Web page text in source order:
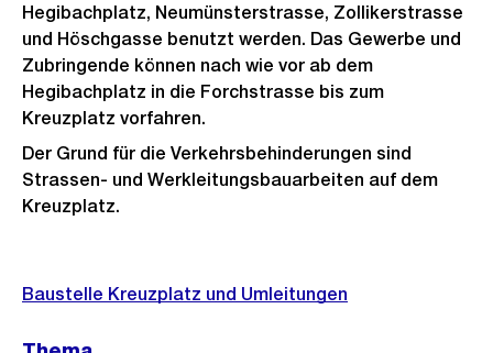
Hegibachplatz, Neumünsterstrasse, Zollikerstrasse
und Höschgasse benutzt werden. Das Gewerbe und
Zubringende können nach wie vor ab dem
Hegibachplatz in die Forchstrasse bis zum
Kreuzplatz vorfahren.
Der Grund für die Verkehrsbehinderungen sind
Strassen- und Werkleitungsbauarbeiten auf dem
Kreuzplatz.
Weitere
Baustelle Kreuzplatz und Umleitungen